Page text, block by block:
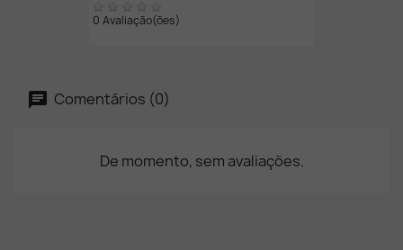
0 Avaliação(ões)
Comentários (0)
De momento, sem avaliações.